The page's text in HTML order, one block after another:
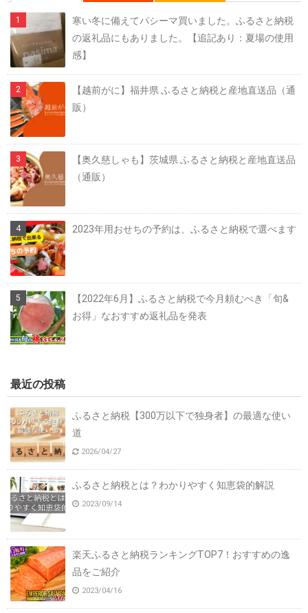
寒い冬に備えてパシーマ買いました。ふるさと納税
の返礼品にもありました。【追記あり：夏場の使用
感】
【越前がに】福井県 ふるさと納税と産地直送品（通
販）
【奥久慈しゃも】茨城県 ふるさと納税と産地直送品
（通販）
2023年用おせちの予約は、ふるさと納税で選べます
【2022年6月】ふるさと納税で今月頼むべき「旬&
お得」なおすすめ返礼品を発表
最近の投稿
ふるさと納税【300万以下で独身者】の最適な使い
道
2026/04/27
ふるさと納税とは？わかりやすく知恵袋的解説
2023/09/14
楽天ふるさと納税ランキングTOP7！おすすめの逸
品をご紹介
2023/04/16